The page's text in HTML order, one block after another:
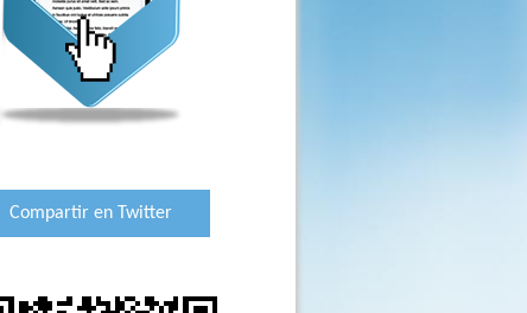
Compartir en Twitter